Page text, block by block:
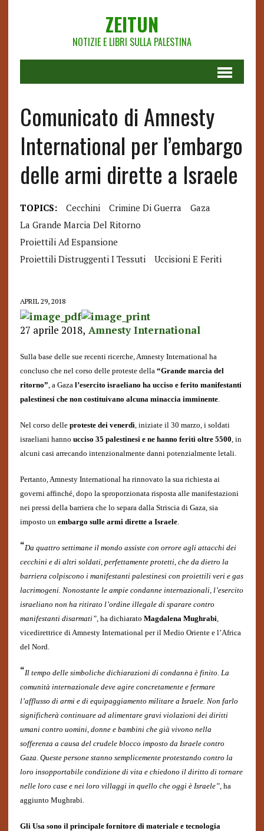
ZEITUN
NOTIZIE E LIBRI SULLA PALESTINA
Comunicato di Amnesty
International per l’embargo
delle armi dirette a Israele
TOPICS: Cecchini Crimine Di Guerra
Gaza
La Grande Marcia Del Ritorno
Proiettili Ad Espansione
Proiettili Distruggenti I Tessuti
Uccisioni E Feriti
APRIL 29, 2018
27 aprile 2018, Amnesty International
Sulla base delle sue recenti ricerche, Amnesty International ha
concluso che nel corso delle proteste della“Grande marcia del
ritorno”, a Gaza l’esercito israeliano ha ucciso e ferito manifestanti
palestinesi che non costituivano alcuna minaccia imminente.
Nel corso delle proteste dei venerdì, iniziate il 30 marzo, i soldati
israeliani hanno ucciso 35 palestinesi e ne hanno feriti oltre 5500, in
alcuni casi arrecando intenzionalmente danni potenzialmente letali.
Pertanto, Amnesty International ha rinnovato la sua richiesta ai
governi affinché, dopo la sproporzionata risposta alle manifestazioni
nei pressi della barriera che lo separa dalla Striscia di Gaza, sia
imposto un embargo sulle armi dirette a Israele.
“Da quattro settimane il mondo assiste con orrore agli attacchi dei
cecchini e di altri soldati, perfettamente protetti, che da dietro la
barriera colpiscono i manifestanti palestinesi con proiettili veri e gas
lacrimogeni. Nonostante le ampie condanne internazionali, l’esercito
israeliano non ha ritirato l’ordine illegale di sparare contro
manifestanti disarmati”, ha dichiarato Magdalena Mughrabi,
vicedirettrice di Amnesty International per il Medio Oriente e l’Africa
del Nord.
“Il tempo delle simboliche dichiarazioni di condanna è finito. La
comunità internazionale deve agire concretamente e fermare
l’afflusso di armi e di equipaggiamento militare a Israele. Non farlo
significherà continuare ad alimentare gravi violazioni dei diritti
umani contro uomini, donne e bambini che già vivono nella
sofferenza a causa del crudele blocco imposto da Israele contro
Gaza. Queste persone stanno semplicemente protestando contro la
loro insopportabile condizione di vita e chiedono il diritto di tornare
nelle loro case e nei loro villaggi in quello che oggi è Israele”, ha
aggiunto Mughrabi.
Gli Usa sono il principale fornitore di materiale e tecnologia